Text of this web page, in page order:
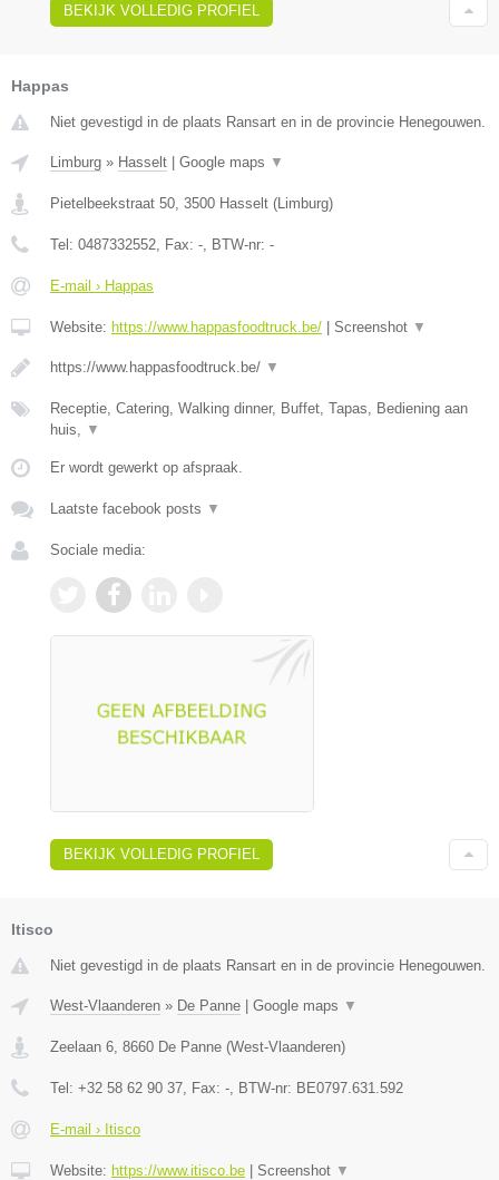
BEKIJK VOLLEDIG PROFIEL
Happas
Niet gevestigd in de plaats Ransart en in de provincie Henegouwen.
Limburg » Hasselt Google maps ▼
Pietelbeekstraat 50, 3500 Hasselt (Limburg)
Tel: 0487332552, Fax: -, BTW-nr: -
E-mail › Happas
Website: https://www.happasfoodtruck.be/ Screenshot ▼
https://www.happasfoodtruck.be/ ▼
Receptie, Catering, Walking dinner, Buffet, Tapas, Bediening aan
huis, ▼
Er wordt gewerkt op afspraak.
Laatste facebook posts ▼
Sociale media:
BEKIJK VOLLEDIG PROFIEL
Itisco
Niet gevestigd in de plaats Ransart en in de provincie Henegouwen.
West-Vlaanderen » De Panne | Google maps ▼
Zeelaan 6 8660 De Panne (West-Vlaanderen)
Tel: +32 58 62 90 37 , Fax: - , BTW-nr: BE0797.631.592
E-mail › Itisco
Website: https://www.itisco.be | Screenshot ▼